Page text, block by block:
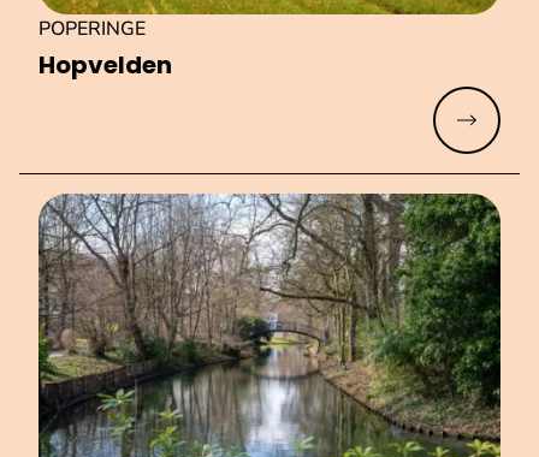
Hopvelden
POPERINGE
Meer